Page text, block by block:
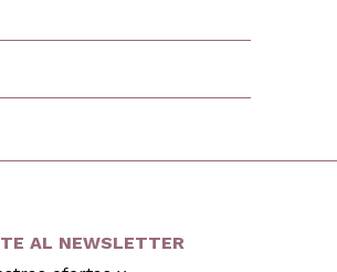
AL NEWSLETTER